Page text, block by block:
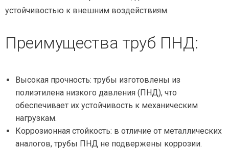
устойчивостью к внешним воздействиям.
Преимущества труб ПНД:
Высокая прочность: трубы изготовлены из
полиэтилена низкого давления (ПНД), что
обеспечивает их устойчивость к механическим
нагрузкам.
Коррозионная стойкость: в отличие от металлических
аналогов, трубы ПНД не подвержены коррозии.